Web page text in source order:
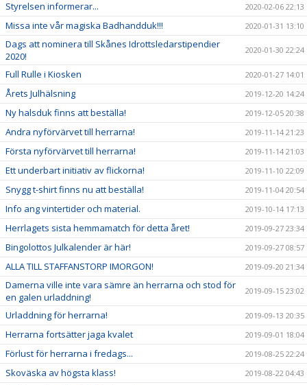
Styrelsen informerar... 2020-02-06 22:13
Missa inte vår magiska Badhandduk!!! 2020-01-31 13:10
Dags att nominera till Skånes Idrottsledarstipendier
2020!
2020-01-30 22:24
Full Rulle i Kiosken 2020-01-27 14:01
Årets Julhälsning 2019-12-20 14:24
Ny halsduk finns att beställa! 2019-12-05 20:38
Andra nyförvärvet till herrarna! 2019-11-14 21:23
Första nyförvärvet till herrarna! 2019-11-14 21:03
Ett underbart initiativ av flickorna! 2019-11-10 22:09
Snygg t-shirt finns nu att beställa! 2019-11-04 20:54
Info ang vintertider och material. 2019-10-14 17:13
Herrlagets sista hemmamatch för detta året! 2019-09-27 23:34
Bingolottos Julkalender är här! 2019-09-27 08:57
ALLA TILL STAFFANSTORP IMORGON! 2019-09-20 21:34
Damerna ville inte vara sämre än herrarna och stod för
en galen urladdning!
2019-09-15 23:02
Urladdning för herrarna! 2019-09-13 20:35
Herrarna fortsätter jaga kvalet 2019-09-01 18:04
Förlust för herrarna i fredags... 2019-08-25 22:24
Skoväska av högsta klass! 2019-08-22 04:43